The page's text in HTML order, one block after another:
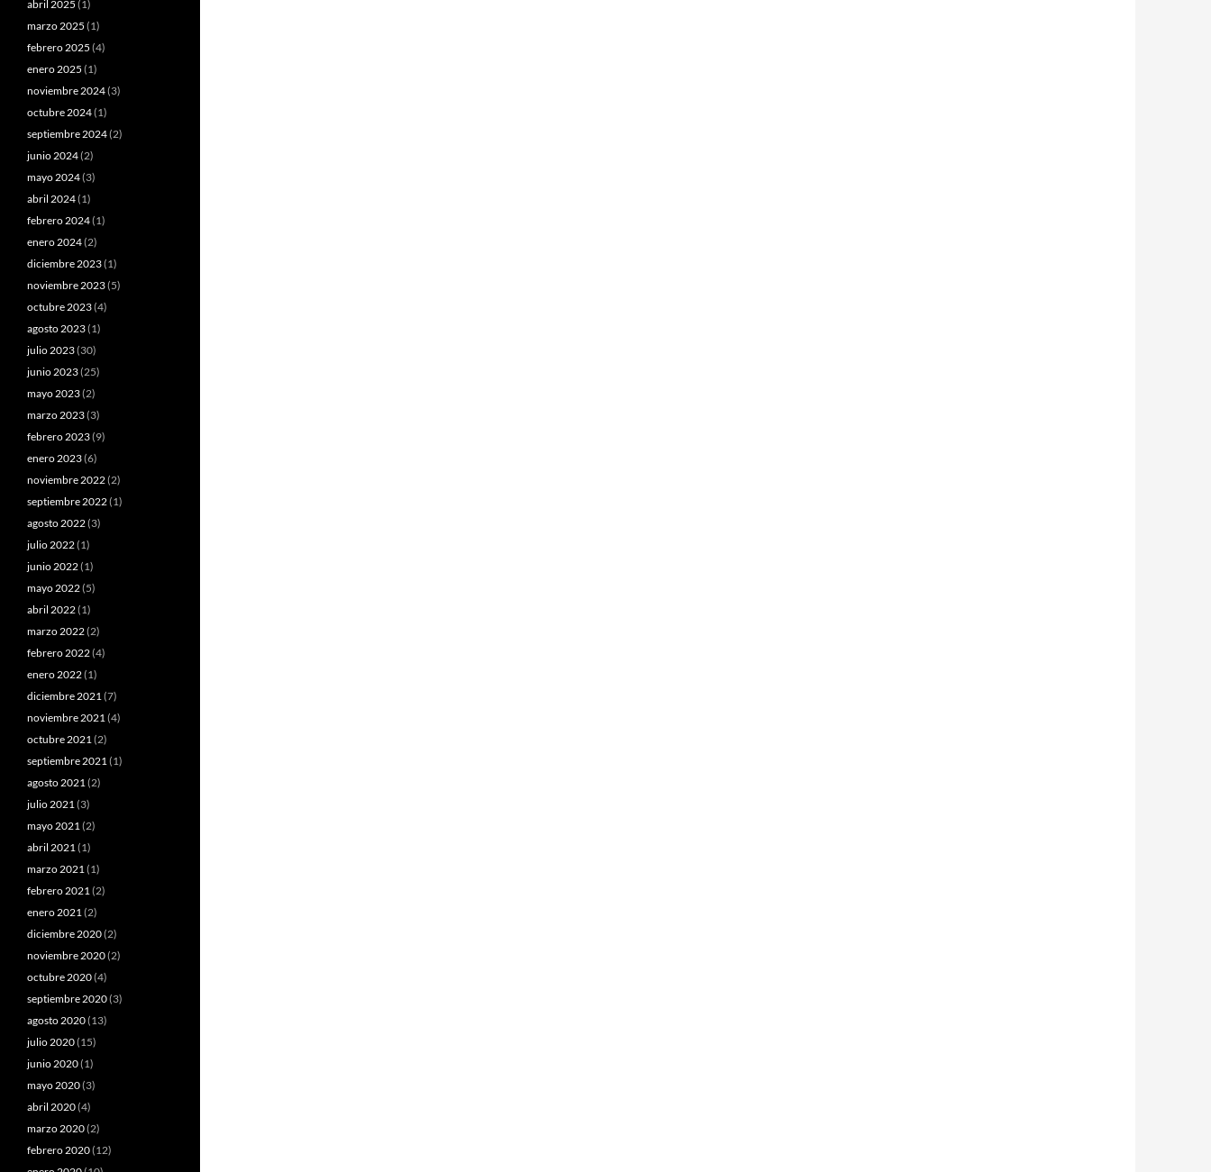
abril 2025 (1)
marzo 2025 (1)
febrero 2025 (4)
enero 2025 (1)
noviembre 2024(3)
octubre 2024(1)
septiembre 2024(2)
junio 2024(2)
mayo 2024(3)
abril 2024(1)
febrero 2024(1)
enero 2024(2)
diciembre 2023(1)
noviembre 2023(5)
octubre 2023(4)
agosto 2023(1)
julio 2023(30)
junio 2023(25)
mayo 2023(2)
marzo 2023(3)
febrero 2023(9)
enero 2023(6)
noviembre 2022(2)
septiembre 2022(1)
agosto 2022(3)
julio 2022(1)
junio 2022(1)
mayo 2022(5)
abril 2022(1)
marzo 2022(2)
febrero 2022(4)
enero 2022(1)
diciembre 2021(7)
noviembre 2021(4)
octubre 2021(2)
septiembre 2021(1)
agosto 2021(2)
julio 2021(3)
mayo 2021(2)
abril 2021(1)
marzo 2021(1)
febrero 2021(2)
enero 2021(2)
diciembre 2020(2)
noviembre 2020(2)
octubre 2020(4)
septiembre 2020(3)
agosto 2020(13)
julio 2020(15)
junio 2020(1)
mayo 2020(3)
abril 2020(4)
marzo 2020(2)
febrero 2020(12)